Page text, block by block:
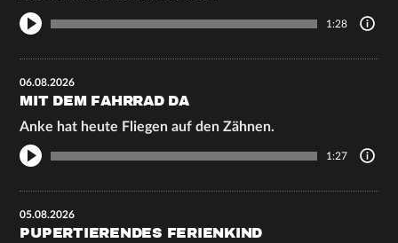
1:28
06.08.2026
MIT DEM FAHRRAD DA
Anke hat heute Fliegen auf den Zähnen.
1:27
05.08.2026
PUPERTIERENDES FERIENKIND